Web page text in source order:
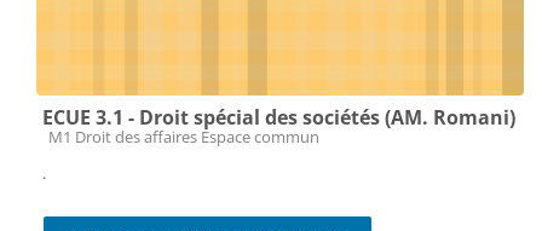
ECUE 3.1 - Droit spécial des sociétés (AM. Romani)
Catégorie de cours
M1 Droit des affaires Espace commun
.